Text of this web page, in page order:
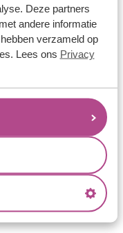
Deze partners
andere informatie
verzameld op
Lees ons Privacy